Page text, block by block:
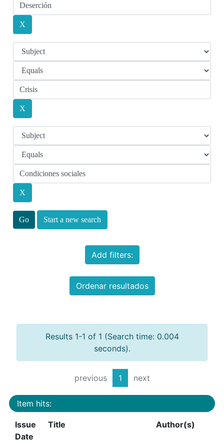
Start a new search
Add filters:
Ordenar resultados
Results 1-1 of 1 (Search time: 0.004
seconds).
previous 1 next
Item hits:
Issue
Date
Title Author(s)